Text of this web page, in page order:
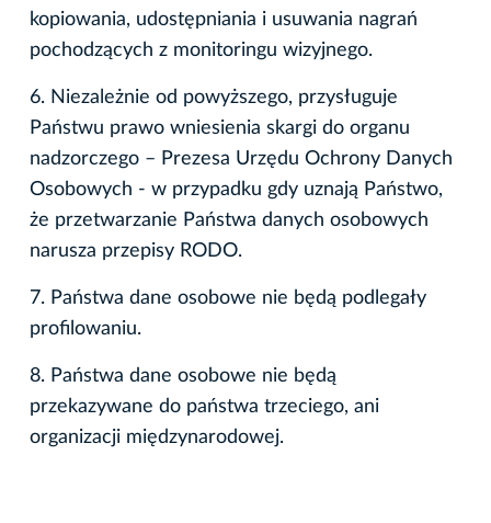
kopiowania, udostępniania i usuwania nagrań
pochodzących z monitoringu wizyjnego.
6. Niezależnie od powyższego, przysługuje
Państwu prawo wniesienia skargi do organu
nadzorczego – Prezesa Urzędu Ochrony Danych
Osobowych - w przypadku gdy uznają Państwo,
że przetwarzanie Państwa danych osobowych
narusza przepisy RODO.
7. Państwa dane osobowe nie będą podlegały
profilowaniu.
8. Państwa dane osobowe nie będą
przekazywane do państwa trzeciego, ani
organizacji międzynarodowej.